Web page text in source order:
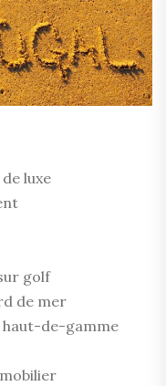
luxe
golf
de mer
de-gamme